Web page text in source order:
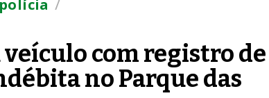
polícia
veículo com registro de
no Parque das